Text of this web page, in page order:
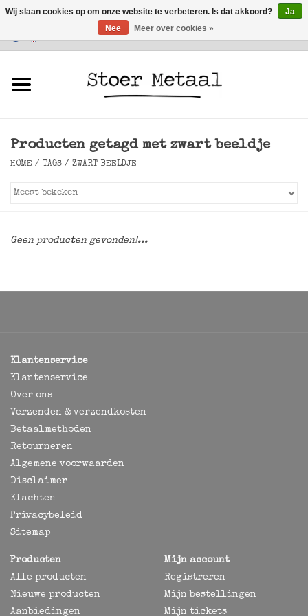
Klantenservice
Verlichting
Producten getagd met zwart beeldje
HOME / TAGS / ZWART BEELDJE
Geen producten gevonden!...
Klantenservice
Klantenservice
Over ons
Verzenden & verzendkosten
Betaalmethoden
Retourneren
Algemene voorwaarden
Disclaimer
Klachten
Privacybeleid
Sitemap
Producten
Alle producten
Nieuwe producten
Aanbiedingen
Mijn account
Registreren
Mijn bestellingen
Mijn tickets
Wij slaan cookies op om onze website te verbeteren. Is dat akkoord?
Ja
Nee
Meer over cookies »